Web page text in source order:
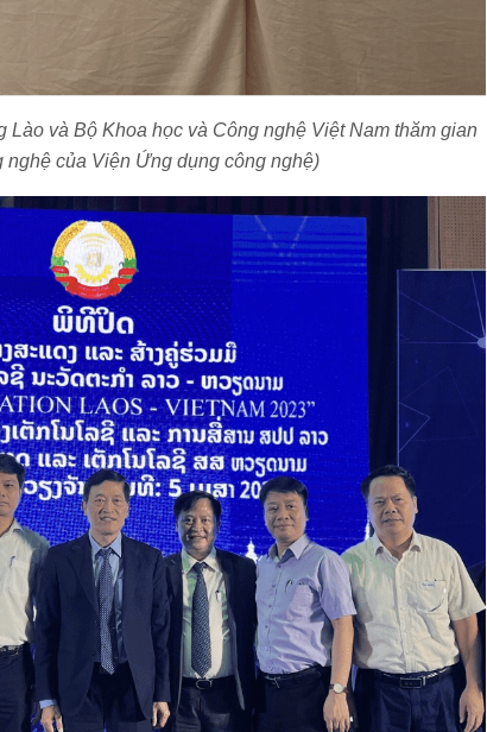
và Bộ Khoa học và Công nghệ Việt Nam thăm gian
nghệ của Viện Ứng dụng công nghệ)